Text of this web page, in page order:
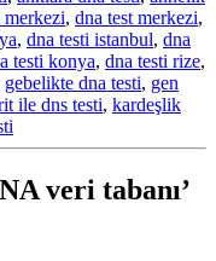
merkezi, dna test merkezi,
, dna testi istanbul, dna
testi konya, dna testi rize,
gebelikte dna testi, gen
ile dns testi, kardeşlik
veri tabanı’